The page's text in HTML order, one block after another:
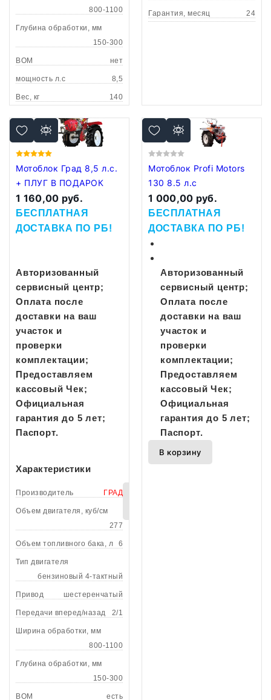
800-1100
Глубина обработки, мм
150-300
ВОМ нет
мощность л.с 8,5
Вес, кг 140
Гарантия, месяц 24
Мотоблок Град 8,5 л.с.
+ ПЛУГ В ПОДАРОК
1 160,00 руб.
БЕСПЛАТНАЯ
ДОСТАВКА ПО РБ!
Авторизованный
сервисный центр;
Оплата после
доставки на ваш
участок и
проверки
комплектации;
Предоставляем
кассовый Чек;
Официальная
гарантия до 5 лет;
Паспорт.
Характеристики
Производитель ГРАД
Объем двигателя, куб/см
277
Объем топливного бака, л 6
Тип двигателя
бензиновый 4-тактный
Привод шестеренчатый
Передачи вперед/назад 2/1
Ширина обработки, мм
800-1100
Глубина обработки, мм
150-300
ВОМ есть
Мотоблок Profi Motors
130 8.5 л.с
1 000,00 руб.
БЕСПЛАТНАЯ
ДОСТАВКА ПО РБ!
Авторизованный
сервисный центр;
Оплата после
доставки на ваш
участок и
проверки
комплектации;
Предоставляем
кассовый Чек;
Официальная
гарантия до 5 лет;
Паспорт.
В корзину